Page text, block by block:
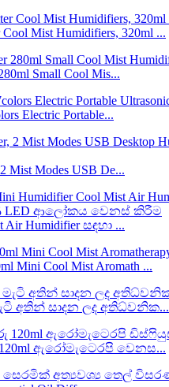
Mist Humidifiers, 320ml ...
Small Cool Mis...
Electric Portable...
Mist Modes USB De...
Air Humidifier සඳහා ...
Cool Mist Aromath ...
අතින් සාදන ලද අතිධ්වනික...
ඇරෝමැටෙරපි වෙනස...